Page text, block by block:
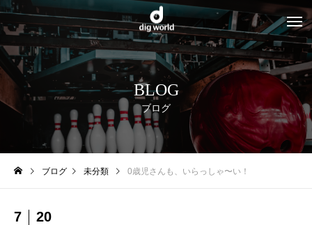
BLOG
ブログ
ブログ 未分類 0歳児さんも、いらっしゃ〜い！
7 20